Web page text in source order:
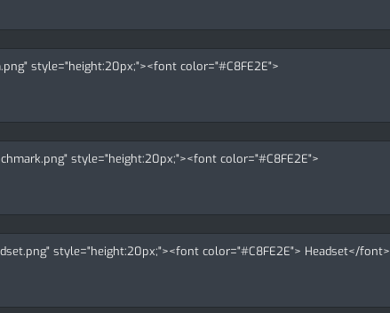
style="height:20px;"><font color="#C8FE2E">
style="height:20px;"><font color="#C8FE2E">
style="height:20px;"><font color="#C8FE2E"> Headset</font>